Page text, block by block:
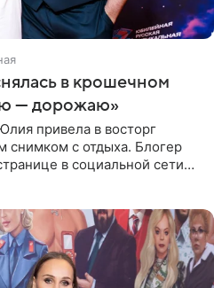
в крошечном
— дорожаю»
привела в восторг
снимком с отдыха. Блогер
в социальной сети